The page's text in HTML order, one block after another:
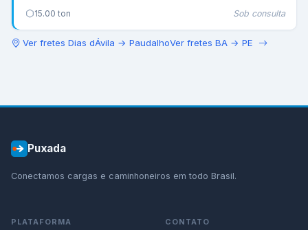
15.00 ton Sob consulta
Ver fretes Dias dÁvila → PaudalhoVer fretes BA → PE
Puxada
Conectamos cargas e caminhoneiros em todo Brasil.
PLATAFORMA CONTATO